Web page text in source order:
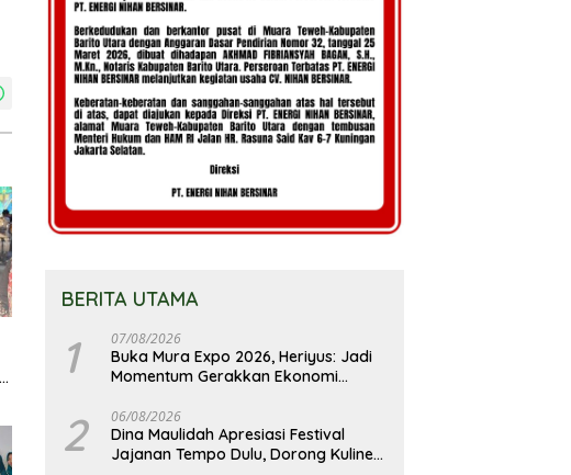
BERITA UTAMA
1 07/08/2026
Buka Mura Expo 2026, Heriyus: Jadi
Momentum Gerakkan Ekonomi
2 06/08/2026
Dina Maulidah Apresiasi Festival
Jajanan Tempo Dulu, Dorong Kuliner